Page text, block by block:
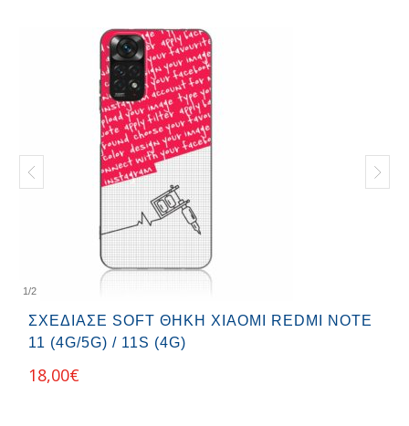
1/2
ΣΧΕΔΊΑΣΕ SOFT ΘΉΚΗ XIAOMI REDMI NOTE
11 (4G/5G) / 11S (4G)
18,00€